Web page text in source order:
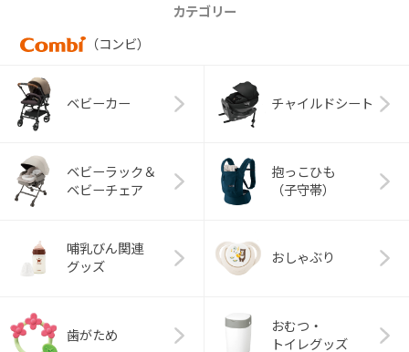
カテゴリー
（コンビ）
ベビーカー チャイルドシート
ベビーラック＆
ベビーチェア
抱っこひも
（子守帯）
哺乳びん関連
グッズ
おしゃぶり
歯がため
おむつ・
トイレグッズ